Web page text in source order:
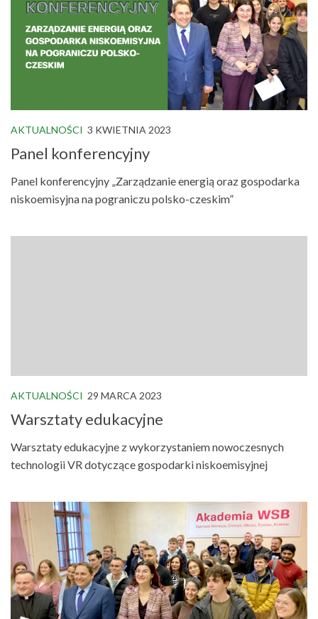
AKTUALNOŚCI 3 KWIETNIA 2023
Panel konferencyjny
Panel konferencyjny „Zarządzanie energią oraz gospodarka
niskoemisyjna na pograniczu polsko-czeskim”
AKTUALNOŚCI 29 MARCA 2023
Warsztaty edukacyjne
Warsztaty edukacyjne z wykorzystaniem nowoczesnych
technologii VR dotyczące gospodarki niskoemisyjnej